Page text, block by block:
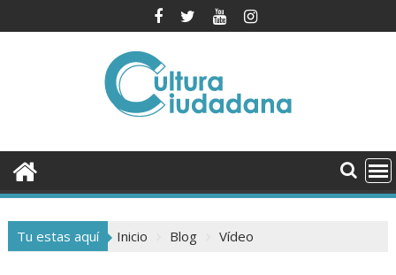
al
Tu estas aquí Inicio Blog Vídeo